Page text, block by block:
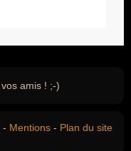
amis ! ;-)
- Mentions - Plan du site